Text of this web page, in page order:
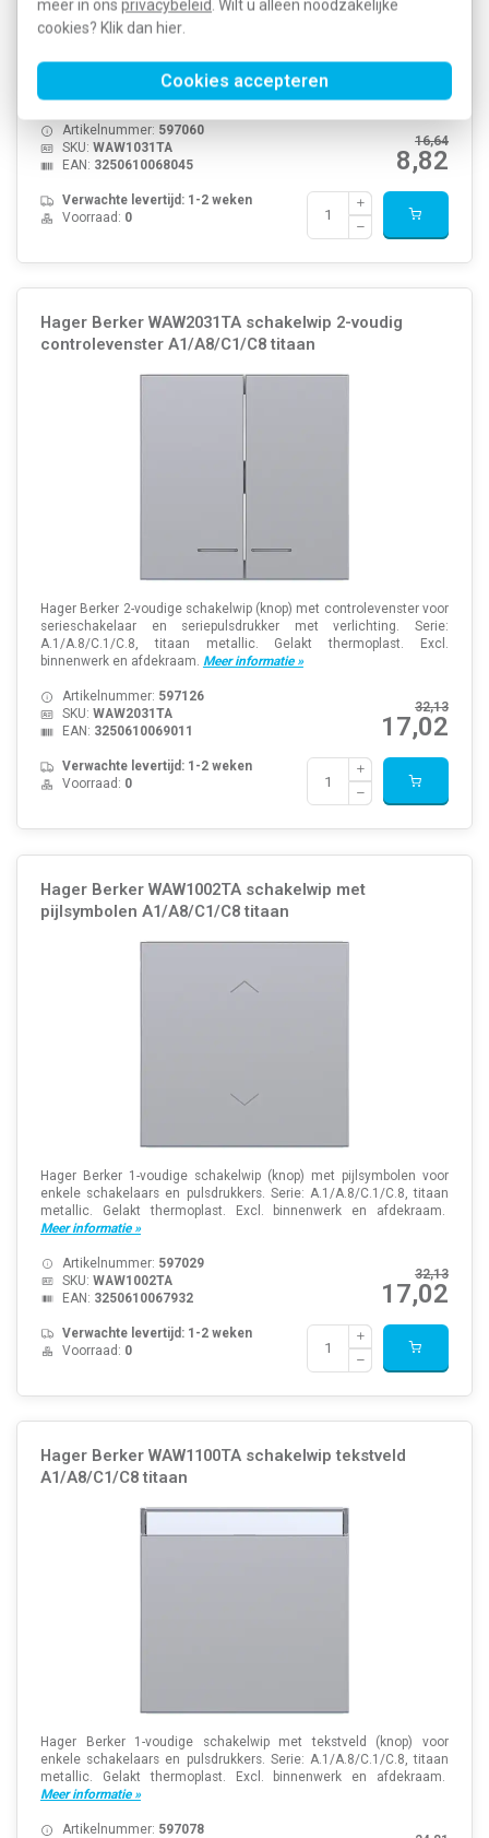
meer in ons privacybeleid. Wilt u alleen noodzakelijke
cookies? Klik dan hier.
Cookies accepteren
enkele schakelaars en pulsdrukkers met verlichting. Serie:
A.1/A.8/C.1/C.8, titaan metallic. Gelakt thermoplast. Excl.
binnenwerk en afdekraam.
Meer informatie »
16,64
8,82
Artikelnummer: 597060
SKU: WAW1031TA
EAN: 3250610068045
Verwachte levertijd: 1-2 weken
Voorraad: 0
Hager Berker WAW2031TA schakelwip 2-voudig
controlevenster A1/A8/C1/C8 titaan
Hager Berker 2-voudige schakelwip (knop) met controlevenster voor
serieschakelaar en seriepulsdrukker met verlichting. Serie:
A.1/A.8/C.1/C.8, titaan metallic. Gelakt thermoplast. Excl.
binnenwerk en afdekraam. Meer informatie »
32,13
17,02
Artikelnummer: 597126
SKU: WAW2031TA
EAN: 3250610069011
Verwachte levertijd: 1-2 weken
Voorraad: 0
Hager Berker WAW1002TA schakelwip met
pijlsymbolen A1/A8/C1/C8 titaan
Hager Berker 1-voudige schakelwip (knop) met pijlsymbolen voor
enkele schakelaars en pulsdrukkers. Serie: A.1/A.8/C.1/C.8, titaan
metallic. Gelakt thermoplast. Excl. binnenwerk en afdekraam.
Meer informatie »
32,13
17,02
Artikelnummer: 597029
SKU: WAW1002TA
EAN: 3250610067932
Verwachte levertijd: 1-2 weken
Voorraad: 0
Hager Berker WAW1100TA schakelwip tekstveld
A1/A8/C1/C8 titaan
Hager Berker 1-voudige schakelwip met tekstveld (knop) voor
enkele schakelaars en pulsdrukkers. Serie: A.1/A.8/C.1/C.8, titaan
metallic. Gelakt thermoplast. Excl. binnenwerk en afdekraam.
Meer informatie »
Artikelnummer: 597078